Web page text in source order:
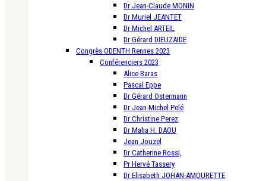
Dr Jean-Claude MONIN
Dr Muriel JEANTET
Dr Michel ARTEIL
Dr Gérard DIEUZAIDE
Congrès ODENTH Rennes 2023
Conférenciers 2023
Alice Baras
Pascal Eppe
Dr Gérard Ostermann
Dr Jean-Michel Pelé
Dr Christine Perez
Dr Maha H. DAOU
Jean Jouzel
Dr Catherine Rossi,
Pr Hervé Tassery
Dr Elisabeth JOHAN-AMOURETTE